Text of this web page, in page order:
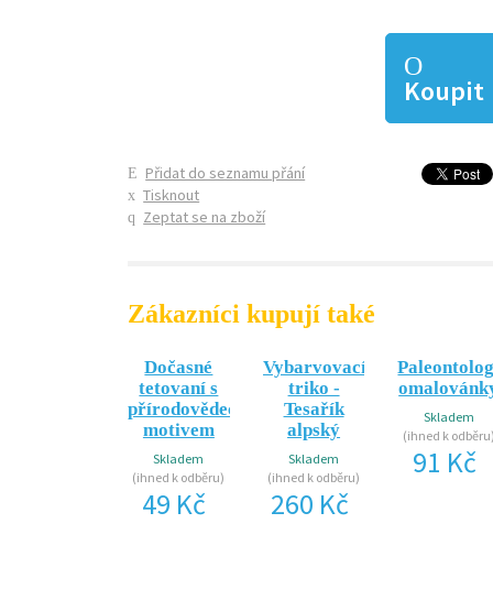
Koupit
Přidat do seznamu přání
Tisknout
Zeptat se na zboží
Zákazníci kupují také
Dočasné
tetovaní s
přírodovědeckým
motivem
Skladem
(ihned k odběru)
49 Kč
Vybarvovací
triko -
Tesařík
alpský
Skladem
(ihned k odběru)
260 Kč
Skladem
(ihned k
91 Kč